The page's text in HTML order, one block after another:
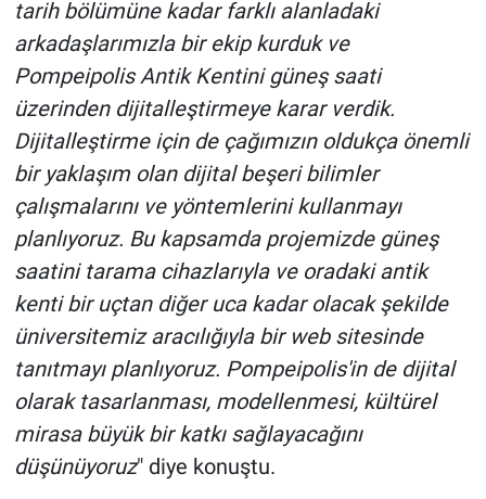
tarih bölümüne kadar farklı alanladaki
arkadaşlarımızla bir ekip kurduk ve
Pompeipolis Antik Kentini güneş saati
üzerinden dijitalleştirmeye karar verdik.
Dijitalleştirme için de çağımızın oldukça önemli
bir yaklaşım olan dijital beşeri bilimler
çalışmalarını ve yöntemlerini kullanmayı
planlıyoruz. Bu kapsamda projemizde güneş
saatini tarama cihazlarıyla ve oradaki antik
kenti bir uçtan diğer uca kadar olacak şekilde
üniversitemiz aracılığıyla bir web sitesinde
tanıtmayı planlıyoruz. Pompeipolis'in de dijital
olarak tasarlanması, modellenmesi, kültürel
mirasa büyük bir katkı sağlayacağını
düşünüyoruz" diye konuştu.